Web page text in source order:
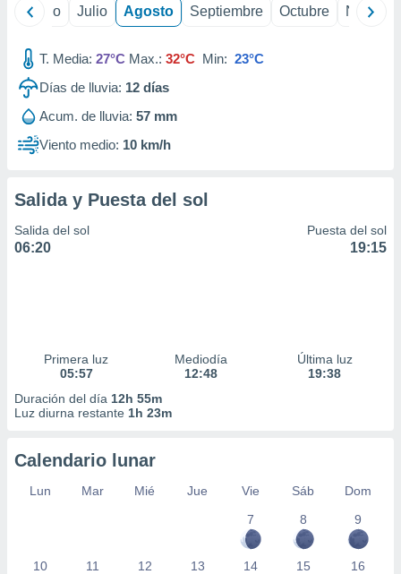
e
mediante
Junio Julio Agosto Septiembre Octubre
T. Media: 27°C Max.: 32°C Min: 23°C
Días de lluvia: 12 días
Acum. de lluvia: 57 mm
Viento medio: 10 km/h
Salida y Puesta del sol
Salida del sol
06:20
Puesta del sol
19:15
Primera luz
05:57
Mediodía
12:48
Última luz
19:38
Duración del día 12h 55m
Luz diurna restante 1h 23m
Calendario lunar
Lun Mar Mié Jue Vie Sáb
Dom
7
8 9
10 11 12 13 14 15 16